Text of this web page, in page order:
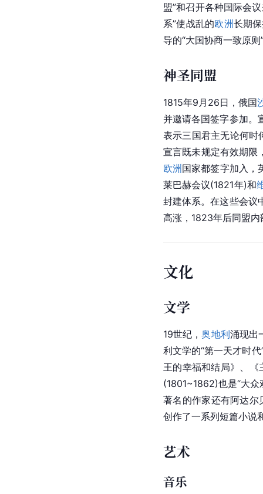
盟”和召开各种国际会
系”使战乱的欧洲长期
导的“大国协商一致原
神圣同盟
1815年9月26日， 俄国
并邀请各国签字参加。
表示三国君主无论何时
宣言既未规定有效期限
欧洲国家都签字加入，
莱巴赫会议(1821年)和
封建体系。在这些会议
高涨，1823年后同盟内
文化
文学
19世纪，奥地利涌现出
利文学的“第一天才时代
王的幸福和结局》、《
(1801~1862)也是“大
著名的作家还有阿达尔
创作了一系列短篇小说
艺术
音乐